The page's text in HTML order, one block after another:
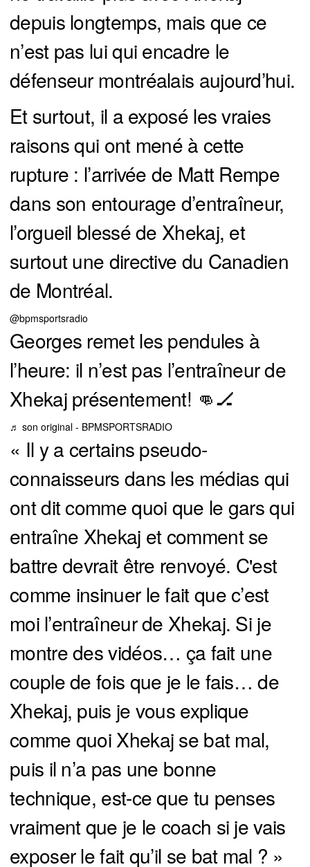
depuis longtemps, mais que ce
n’est pas lui qui encadre le
défenseur montréalais aujourd’hui.
Et surtout, il a exposé les vraies
raisons qui ont mené à cette
rupture : l’arrivée de Matt Rempe
dans son entourage d’entraîneur,
l’orgueil blessé de Xhekaj, et
surtout une directive du Canadien
de Montréal.
@bpmsportsradio
Georges remet les pendules à
l’heure: il n’est pas l’entraîneur de
Xhekaj présentement! 👊🏒
♬ son original - BPMSPORTSRADIO
« Il y a certains pseudo-
connaisseurs dans les médias qui
ont dit comme quoi que le gars qui
entraîne Xhekaj et comment se
battre devrait être renvoyé. C'est
comme insinuer le fait que c’est
moi l’entraîneur de Xhekaj. Si je
montre des vidéos… ça fait une
couple de fois que je le fais… de
Xhekaj, puis je vous explique
comme quoi Xhekaj se bat mal,
puis il n’a pas une bonne
technique, est-ce que tu penses
vraiment que je le coach si je vais
exposer le fait qu’il se bat mal ? »